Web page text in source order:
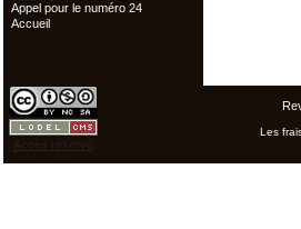
Appel pour le numéro 24
Accueil
Accès réservé
Les